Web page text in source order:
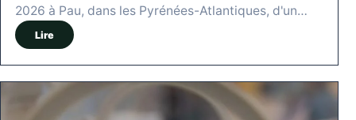
2026 à Pau, dans les Pyrénées-Atlantiques, d'un…
Lire